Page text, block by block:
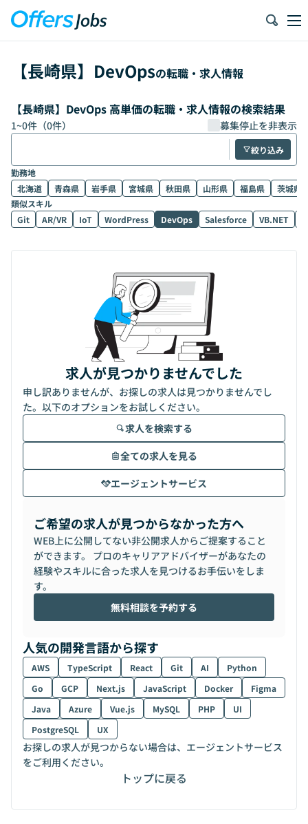
【長崎県】 DevOpsの転職・求人情報
【長崎県】DevOps 高単価の転職・求人情報の検索結果
1~0件（0件） 募集停止を非表示
絞り込み
勤務地
北海道
青森県 岩手県 宮城県 秋田県 山形県 福島県
茨城県
類似スキル
Git
AR/VR IoT WordPress DevOps Salesforce VB.NET
求人が見つかりませんでした
申し訳ありませんが、お探しの求人は見つかりませんでし
た。以下のオプションをお試しください。
求人を検索する
全ての求人を見る
エージェントサービス
ご希望の求人が見つからなかった方へ
WEB上に公開してない非公開求人からご提案すること
ができます。 プロのキャリアアドバイザーがあなたの
経験やスキルに合った求人を見つけるお手伝いをしま
す。
無料相談を予約する
人気の開発言語から探す
AWS TypeScript React Git AI
Python
Go
GCP Next.js JavaScript Docker
Figma
Java
Azure Vue.js MySQL PHP
UI
PostgreSQL
UX
お探しの求人が見つからない場合は、エージェントサービス
をご利用ください。
トップに戻る